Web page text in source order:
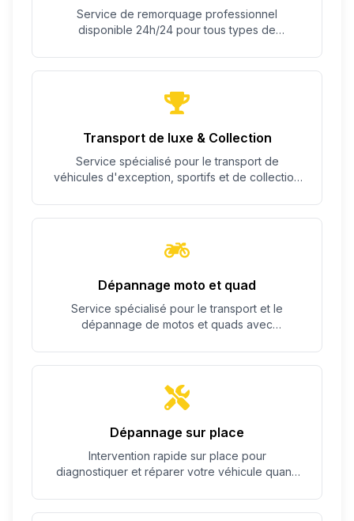
Service de remorquage professionnel
disponible 24h/24 pour tous types de
Transport de luxe & Collection
Service spécialisé pour le transport de
véhicules d'exception, sportifs et de collection
Dépannage moto et quad
Service spécialisé pour le transport et le
dépannage de motos et quads avec
Dépannage sur place
Intervention rapide sur place pour
diagnostiquer et réparer votre véhicule quand